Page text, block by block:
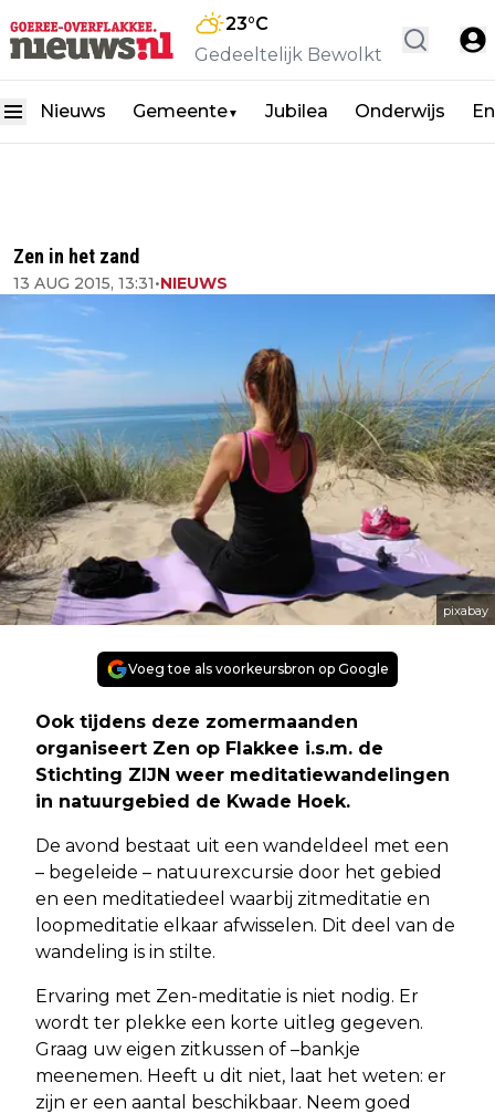
23°C
Gedeeltelijk Bewolkt
Nieuws Gemeente▼ Jubilea Onderwijs
Zen in het zand
13 AUG 2015, 13:31•NIEUWS
pixabay
Voeg toe als voorkeursbron op Google
Ook tijdens deze zomermaanden
organiseert Zen op Flakkee i.s.m. de
Stichting ZIJN weer meditatiewandelingen
in natuurgebied de Kwade Hoek.
De avond bestaat uit een wandeldeel met een
– begeleide – natuurexcursie door het gebied
en een meditatiedeel waarbij zitmeditatie en
loopmeditatie elkaar afwisselen. Dit deel van de
wandeling is in stilte.
Ervaring met Zen-meditatie is niet nodig. Er
wordt ter plekke een korte uitleg gegeven.
Graag uw eigen zitkussen of –bankje
meenemen. Heeft u dit niet, laat het weten: er
zijn er een aantal beschikbaar. Neem goed